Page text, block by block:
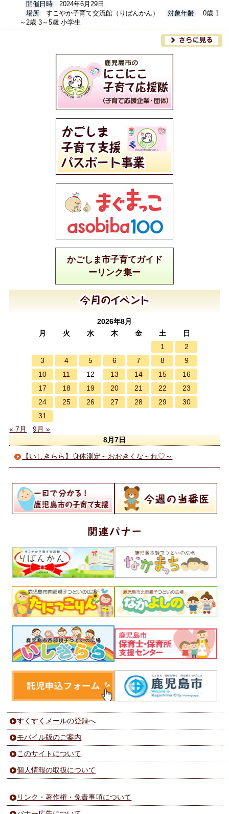
開催日時
2024年6月29日
場所
すこやか子育て交流館（りぼんかん） 対象年齢
0歳 1
～2歳 3～5歳 小学生
かごしま市子育てガイド
ーリンク集ー
2026年8月
月
火 水 木 金 土
日
1
2
3
4 5 6 7 8
9
10
11 12 13 14 15
16
17
18 19 20 21 22
23
24
25 26 27 28 29
30
31
« 7月
9月 »
8月7日
【いしきらら】身体測定～おおきくな～れ♡～
すくすくメールの登録へ
モバイル版のご案内
このサイトについて
個人情報の取扱について
リンク・著作権・免責事項について